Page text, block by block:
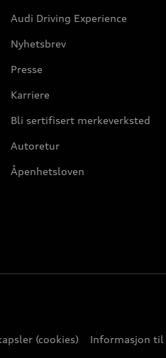
Audi Driving Experience
Nyhetsbrev
Presse
Karriere
Bli sertifisert merkeverksted
Autoretur
Åpenhetsloven
(cookies) Informasjon til